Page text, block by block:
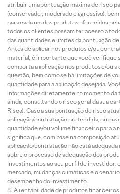
atribuir uma pontuação máxima de risco
(conservador, moderado e agressivo),
para cada um dos produtos oferecidos
todos os clientes possam ter acesso a
das quantidades e limites da pontuação
Antes de aplicar nos produtos e/ou
material, é importante que você verifique
comporta a aplicação nos produtos e/ou
questão, bem como se há limitações de
quantidade para a aplicação desejada.
informações diretamente no momento da
ainda, consultando o risco geral da sua
Risco). Caso a sua pontuação de risco
aplicação/contratação pretendida, ou
quantidade e/ou volume financeiro para
significa que, com base na composição
aplicação/contratação não está adequada
sobre o processo de adequação dos
Investimentos ao seu perfil de investidor,
mercado, mudanças climáticas e o
desempenho do investimento.
A rentabilidade de produtos